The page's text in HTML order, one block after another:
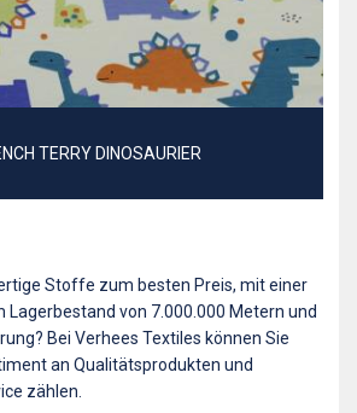
TERRY DINOSAURIER
Stoffe zum besten Preis, mit einer
Lagerbestand von 7.000.000 Metern und
Bei Verhees Textiles können Sie
an Qualitätsprodukten und
zählen.